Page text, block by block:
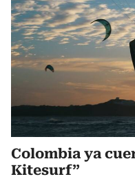
Colombia ya
Kitesurf”